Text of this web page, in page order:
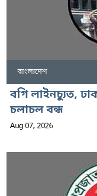
বাংলাদেশ
বগি লাইনচ্যুত,
চলাচল বন্ধ
Aug 07, 2026